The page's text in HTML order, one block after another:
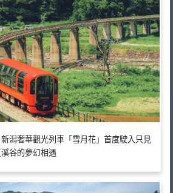
潟奢華觀光列車「雪月花」首度駛入只見
谷的夢幻相遇